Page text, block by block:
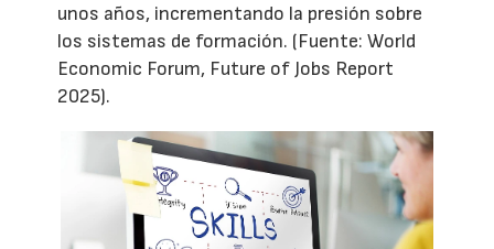
unos años, incrementando la presión sobre
los sistemas de formación. (Fuente: World
Economic Forum, Future of Jobs Report
2025).